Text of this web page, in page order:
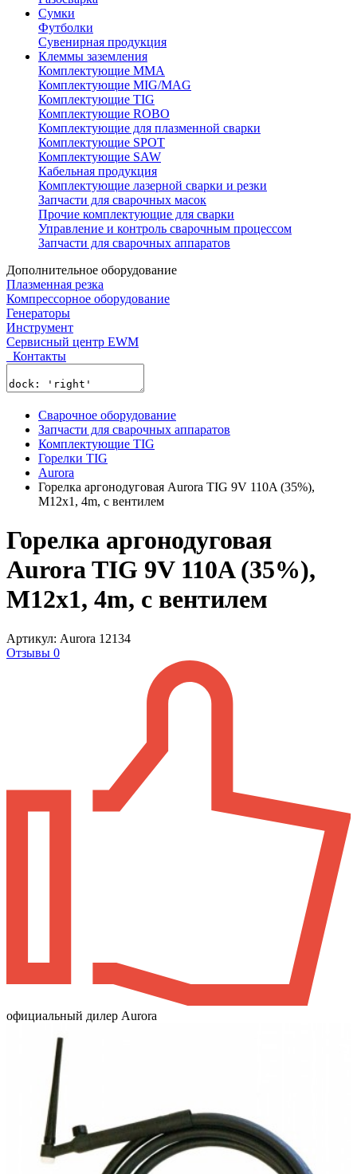
Сумки
Футболки
Сувенирная продукция
Клеммы заземления
Комплектующие ММА
Комплектующие MIG/MAG
Комплектующие TIG
Комплектующие ROBO
Комплектующие для плазменной сварки
Комплектующие SPOT
Комплектующие SAW
Кабельная продукция
Комплектующие лазерной сварки и резки
Запчасти для сварочных масок
Прочие комплектующие для сварки
Управление и контроль сварочным процессом
Запчасти для сварочных аппаратов
Дополнительное оборудование
Плазменная резка
Компрессорное оборудование
Генераторы
Инструмент
Сервисный центр EWM
Контакты
Сварочное оборудование
Запчасти для сварочных аппаратов
Комплектующие TIG
Горелки TIG
Aurora
Горелка аргонодуговая Aurora TIG 9V 110A (35%),
M12x1, 4m, с вентилем
Горелка аргонодуговая
Aurora TIG 9V 110A (35%),
M12x1, 4m, с вентилем
Артикул: Aurora 12134
Отзывы 0
официальный дилер Aurora